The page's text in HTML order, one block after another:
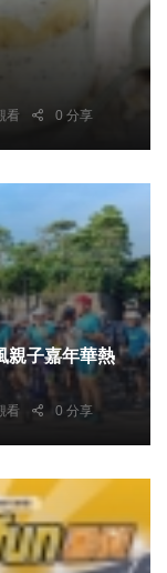
看 0 分享
看 0 分享